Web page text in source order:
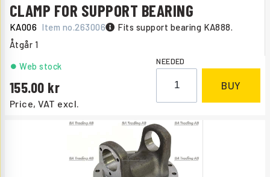
CLAMP FOR SUPPORT BEARING
KA006 Item no.263006 Fits support bearing KA888.
Åtgår 1
Price, VAT excl.
155.00
Web stock NEEDED
BUY